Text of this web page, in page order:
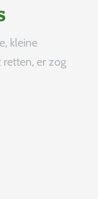
kleine
er zog